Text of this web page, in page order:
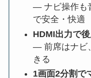
— ナビ操作も
で安全・快適
HDMI出力で
— 前席はナビ
きる
1画面2分割で